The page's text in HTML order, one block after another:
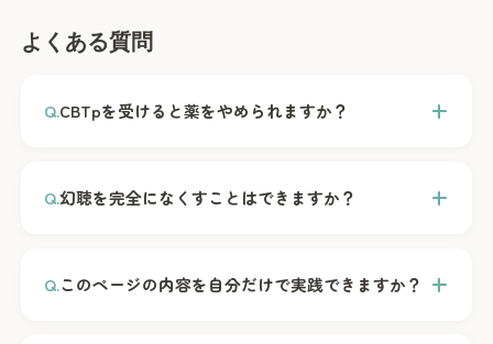
よくある質問
CBTpを受けると薬をやめられますか？
す。薬の調整は必ず主治医と相談してください。CBTpと
幻聴を完全になくすことはできますか？
苦痛を減らすことです。多くの方が、幻聴は残っていても
このページの内容を自分だけで実践できますか？